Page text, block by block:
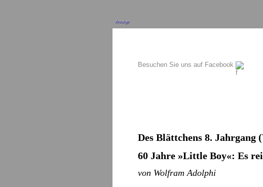
Anzeige
Besuchen Sie uns auf Facebook
Des Blättchens 8.
60 Jahre »Little Boy«: Es
von Wolfram Adolphi